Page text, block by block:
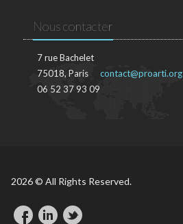
Nous contacter
7 rue Bachelet
75018, Paris
06 52 37 93 09
contact@proarti.org
2026 © All Rights Reserved.